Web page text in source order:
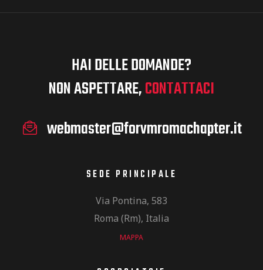
HAI DELLE DOMANDE?
NON ASPETTARE,CONTATTACI
webmaster@forvmromachapter.it
SEDE PRINCIPALE
Via Pontina, 583
Roma (Rm), Italia
MAPPA